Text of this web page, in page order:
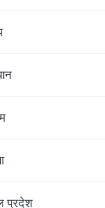
प्रदेश
यहाँ शांत और
और गाइडेड खेल का
माता-पिता,
सेंट्रल इंडिया
फ्री माहौल के रूप
ग्लोबल-स्टैंडर्ड
है, जो खुशियों से